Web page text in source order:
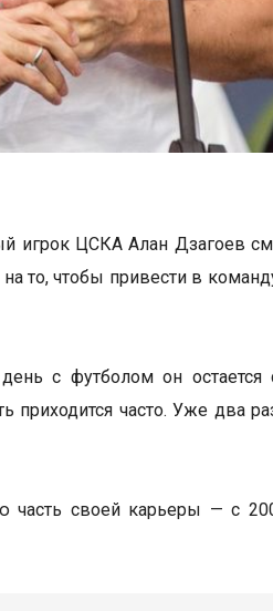
игрок ЦСКА Алан Дзагоев
то, чтобы привести в
с футболом он
приходится часто. Уже два
часть своей карьеры — с